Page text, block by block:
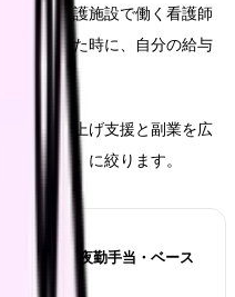
看護、介護施設で働く看護師
統計を見た時に、自分の給与
します。
る？
は賃上げ支援と副業を広
見る項目」に絞ります。
に上がる？夜勤手当・ベース
方